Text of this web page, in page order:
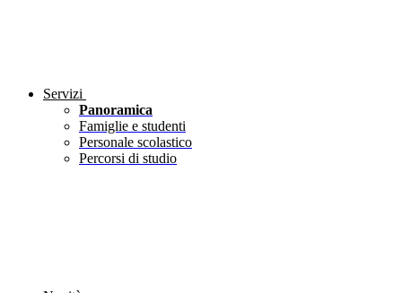
Servizi
Panoramica
Famiglie e studenti
Personale scolastico
Percorsi di studio